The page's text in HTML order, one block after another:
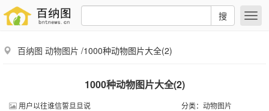
搜
百纳图 动物图片 /1000种动物图片大全(2)
1000种动物图片大全(2)
用户以往谁信誓旦旦说 分类： 动物图片